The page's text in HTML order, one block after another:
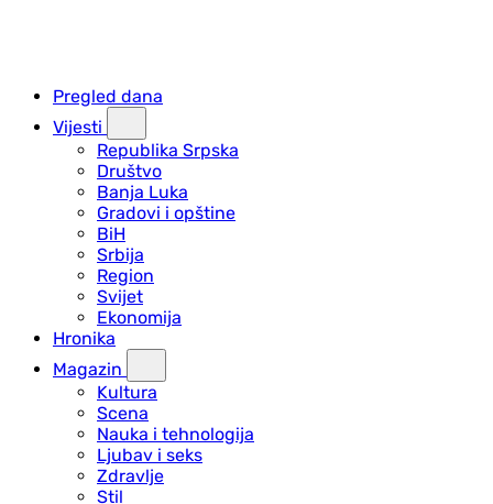
Pregled dana
Vijesti
Republika Srpska
Društvo
Banja Luka
Gradovi i opštine
BiH
Srbija
Region
Svijet
Ekonomija
Hronika
Magazin
Kultura
Scena
Nauka i tehnologija
Ljubav i seks
Zdravlje
Stil